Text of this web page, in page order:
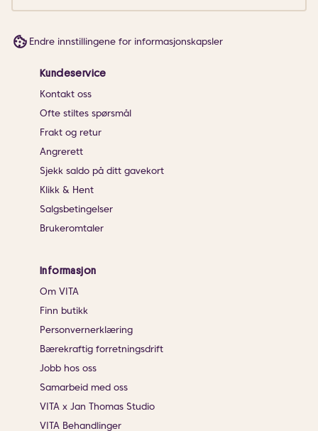
Endre innstillingene for informasjonskapsler
Kundeservice
Kontakt oss
Ofte stiltes spørsmål
Frakt og retur
Angrerett
Sjekk saldo på ditt gavekort
Klikk & Hent
Salgsbetingelser
Brukeromtaler
Informasjon
Om VITA
Finn butikk
Personvernerklæring
Bærekraftig forretningsdrift
Jobb hos oss
Samarbeid med oss
VITA x Jan Thomas Studio
VITA Behandlinger